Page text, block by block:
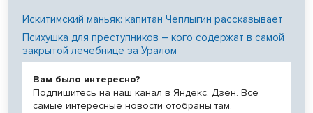
Искитимский маньяк: капитан Чеплыгин рассказывает
Психушка для преступников – кого содержат в самой
закрытой лечебнице за Уралом
Вам было интересно?
Подпишитесь на наш канал в Яндекс. Дзен. Все
самые интересные новости отобраны там.